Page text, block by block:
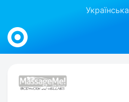
Українська
Work.ua